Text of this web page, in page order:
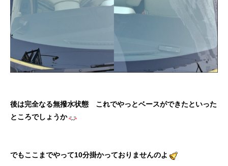
後は完全なる無撥水状態 これでやっとベースができたといった
ところでしょうか
でもここまでやって10分掛かっておりませんのよ